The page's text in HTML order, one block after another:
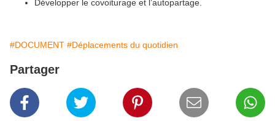
Développer le covoiturage et l’autopartage.
#DOCUMENT #Déplacements du quotidien
Partager